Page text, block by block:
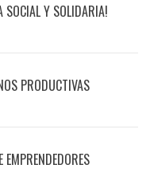
SOCIAL Y SOLIDARIA!
PRODUCTIVAS